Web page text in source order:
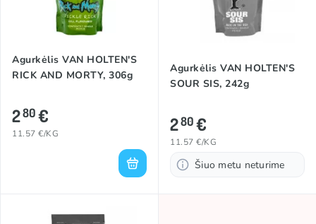
Agurkėlis VAN HOLTEN'S
RICK AND MORTY, 306g
280€
11.57 €/KG
Agurkėlis VAN HOLTEN'S
SOUR SIS, 242g
280€
11.57 €/KG
Šiuo metu neturime